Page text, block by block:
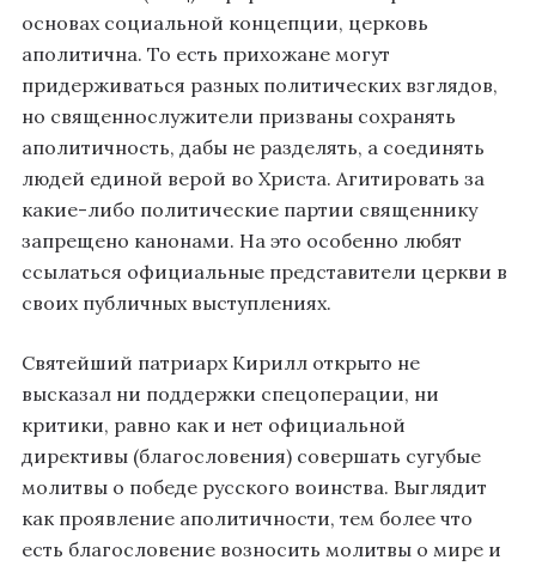
основах социальной концепции, церковь
аполитична. То есть прихожане могут
придерживаться разных политических взглядов,
но священнослужители призваны сохранять
аполитичность, дабы не разделять, а соединять
людей единой верой во Христа. Агитировать за
какие-либо политические партии священнику
запрещено канонами. На это особенно любят
ссылаться официальные представители церкви в
своих публичных выступлениях.
Святейший патриарх Кирилл открыто не
высказал ни поддержки спецоперации, ни
критики, равно как и нет официальной
директивы (благословения) совершать сугубые
молитвы о победе русского воинства. Выглядит
как проявление аполитичности, тем более что
есть благословение возносить молитвы о мире и